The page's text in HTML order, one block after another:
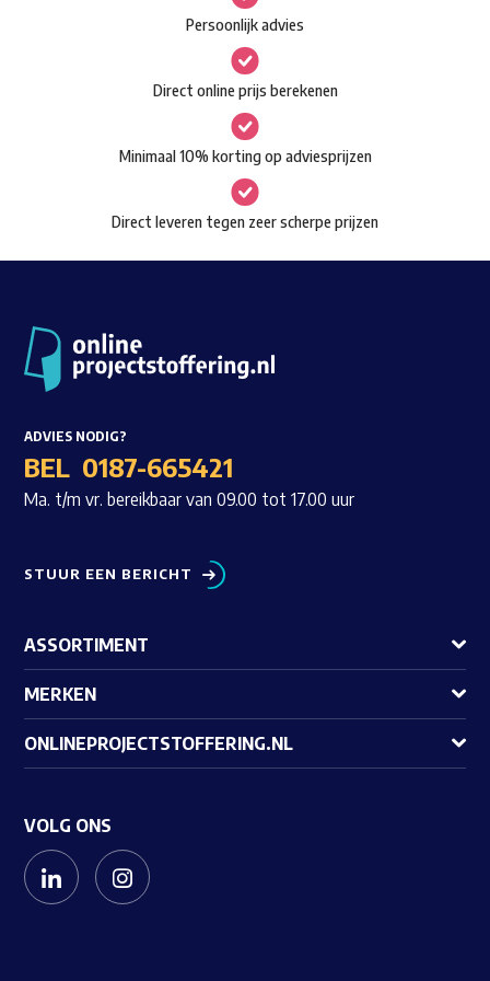
Deze
optie
kan
gekozen
worden
op
de
productpagina
Persoonlijk advies
Direct online prijs berekenen
Minimaal 10% korting op adviesprijzen
Direct leveren tegen zeer scherpe prijzen
ADVIES NODIG?
BEL 0187-665421
Ma. t/m vr. bereikbaar van 09.00 tot 17.00 uur
STUUR EEN BERICHT
ASSORTIMENT
MERKEN
ONLINEPROJECTSTOFFERING.NL
VOLG ONS